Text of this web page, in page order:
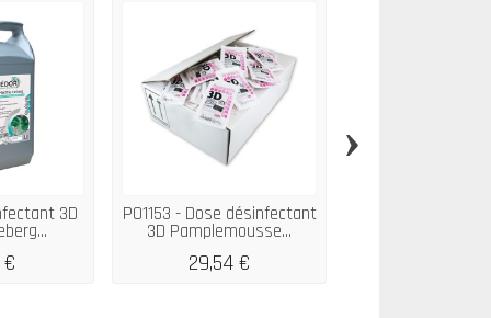
3D
€
P01153 - Dose désinfectant
3D Pamplemousse...
29,54 €
›